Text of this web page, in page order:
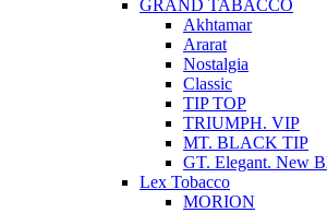
GRAND TABACCO
Akhtamar
Ararat
Nostalgia
Classic
TIP TOP
TRIUMPH. VIP
MT. BLACK TIP
GT. Elegant. New
Lex Tobacco
MORION